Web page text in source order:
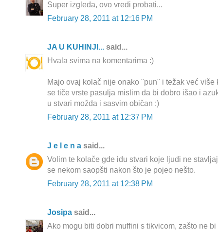
Super izgleda, ovo vredi probati...
February 28, 2011 at 12:16 PM
JA U KUHINJI... said...
Hvala svima na komentarima :)
Majo ovaj kolač nije onako "pun" i težak već više
se tiče vrste pasulja mislim da bi dobro išao i
u stvari možda i sasvim običan :)
February 28, 2011 at 12:37 PM
J e l e n a said...
Volim te kolače gde idu stvari koje ljudi ne
se nekom saopšti nakon što je pojeo nešto.
February 28, 2011 at 12:38 PM
Josipa said...
Ako mogu biti dobri muffini s tikvicom, zašto ne